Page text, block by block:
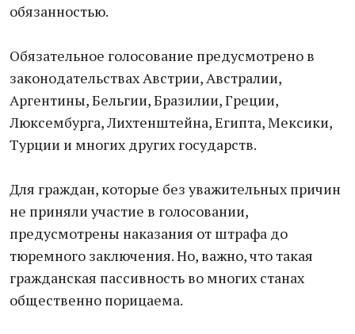
обязанностью.
Обязательное голосование предусмотрено в
законодательствах Австрии, Австралии,
Аргентины, Бельгии, Бразилии, Греции,
Люксембурга, Лихтенштейна, Египта, Мексики,
Турции и многих других государств.
Для граждан, которые без уважительных причин
не приняли участие в голосовании,
предусмотрены наказания от штрафа до
тюремного заключения. Но, важно, что такая
гражданская пассивность во многих станах
общественно порицаема.